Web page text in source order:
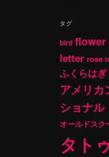
タグ
bird flower
letter rose
ふくらはぎ
アメリカ
ショナル
オールドスク
タト